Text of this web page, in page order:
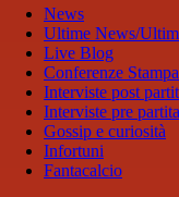
News
Ultime News/
Live Blog
Conferenze Stampa
Interviste post
Interviste pre partita
Gossip e curiosità
Infortuni
Fantacalcio